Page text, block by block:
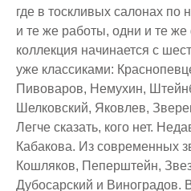
где в тоскливых салонах по
и те же работы, одни и те
коллекция начинается с
уже классиками:
Пивоваров, Немухин,
Шелковский, Яковлев,
Легче сказать, кого нет.
Кабакова. Из современных
Кошляков, Пеперштейн,
Дубосарский и Виноградов.